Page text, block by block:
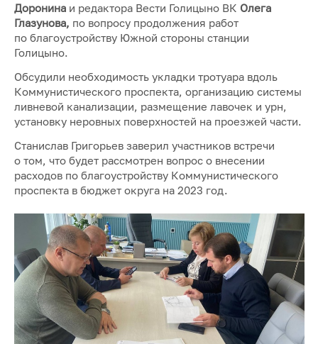
Доронинаи редактора Вести Голицыно ВК Олега
Глазунова, по вопросу продолжения работ
по благоустройству Южной стороны станции
Голицыно.
Обсудили необходимость укладки тротуара вдоль
Коммунистического проспекта, организацию системы
ливневой канализации, размещение лавочек и урн,
установку неровных поверхностей на проезжей части.
Станислав Григорьев заверил участников встречи
о том, что будет рассмотрен вопрос о внесении
расходов по благоустройству Коммунистического
проспекта в бюджет округа на 2023 год.